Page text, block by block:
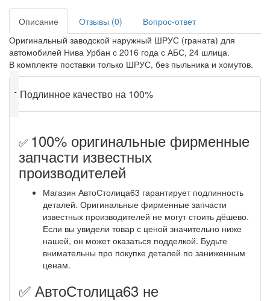
Описание Отзывы (0)
Вопрос-ответ
Оригинальный заводской наружный ШРУС (граната) для
автомобилей Нива Урбан с 2016 года с АБС, 24 шлица.
В комплекте поставки только ШРУС, без пыльника и хомутов.
✔ Подлинное качество на 100%
✅ 100% оригинальные фирменные
запчасти известных
производителей
Магазин АвтоСтолица63 гарантирует подлинность
деталей. Оригинальные фирменные запчасти
известных производителей не могут стоить дёшево.
Если вы увидели товар с ценой значительно ниже
нашей, он может оказаться подделкой. Будьте
внимательны про покупке деталей по заниженным
ценам.
✅ АвтоСтолица63 не